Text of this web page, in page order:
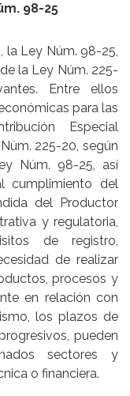
98-25
la Ley Núm. 98-25,
la Ley Núm. 225-
Entre ellos
para las
Especial
225-20, según
Núm. 98-25, así
cumplimiento del
del Productor
y regulatoria,
de registro,
de realizar
procesos y
en relación con
los plazos de
pueden
sectores y
o financiera.